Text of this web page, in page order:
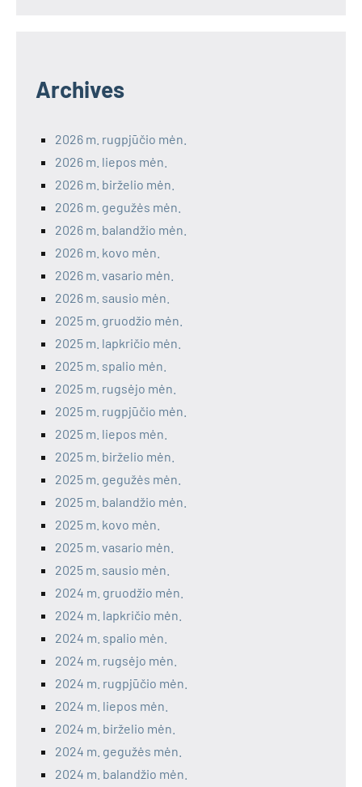
Archives
2026 m. rugpjūčio mėn.
2026 m. liepos mėn.
2026 m. birželio mėn.
2026 m. gegužės mėn.
2026 m. balandžio mėn.
2026 m. kovo mėn.
2026 m. vasario mėn.
2026 m. sausio mėn.
2025 m. gruodžio mėn.
2025 m. lapkričio mėn.
2025 m. spalio mėn.
2025 m. rugsėjo mėn.
2025 m. rugpjūčio mėn.
2025 m. liepos mėn.
2025 m. birželio mėn.
2025 m. gegužės mėn.
2025 m. balandžio mėn.
2025 m. kovo mėn.
2025 m. vasario mėn.
2025 m. sausio mėn.
2024 m. gruodžio mėn.
2024 m. lapkričio mėn.
2024 m. spalio mėn.
2024 m. rugsėjo mėn.
2024 m. rugpjūčio mėn.
2024 m. liepos mėn.
2024 m. birželio mėn.
2024 m. gegužės mėn.
2024 m. balandžio mėn.